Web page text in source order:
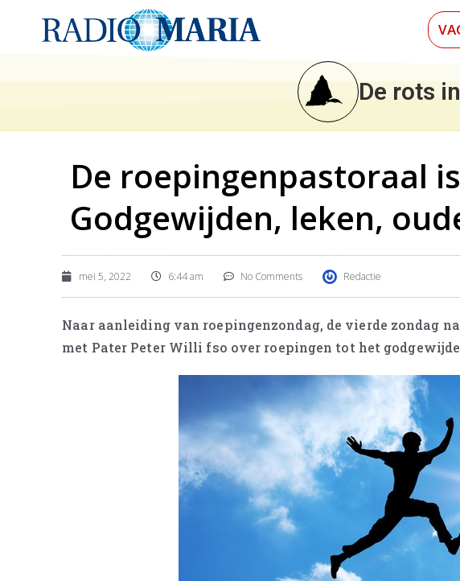
De rots
De roepingenpastoraal
Godgewijden, leken,
mei 5, 2022 6:44 am No Comments Redactie
Naar aanleiding van roepingenzondag, de vierde zondag
met Pater Peter Willi fso over roepingen tot het